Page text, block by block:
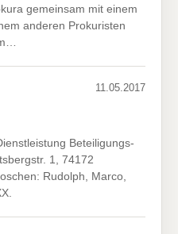
gemeinsam mit einem
anderen Prokuristen
11.05.2017
Beteiligungs-
1, 74172
Rudolph, Marco,